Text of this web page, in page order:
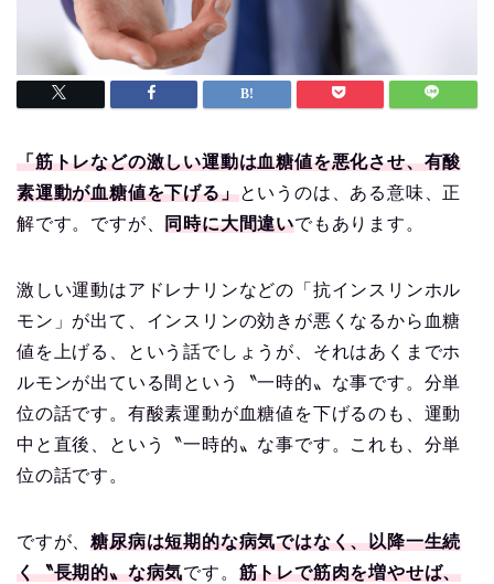
「筋トレなどの激しい運動は血糖値を悪化させ、有酸
素運動が血糖値を下げる」というのは、ある意味、正
解です。ですが、同時に大間違いでもあります。
激しい運動はアドレナリンなどの「抗インスリンホル
モン」が出て、インスリンの効きが悪くなるから血糖
値を上げる、という話でしょうが、それはあくまでホ
ルモンが出ている間という〝一時的〟な事です。分単
位の話です。有酸素運動が血糖値を下げるのも、運動
中と直後、という〝一時的〟な事です。これも、分単
位の話です。
ですが、糖尿病は短期的な病気ではなく、以降一生続
く〝長期的〟な病気です。 筋トレで筋肉を増やせば、